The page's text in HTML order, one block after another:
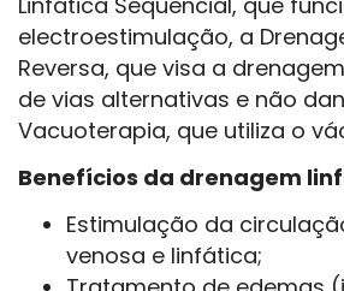
electroestimulação, a
Reversa, que visa a
de vias alternativas e não
Vacuoterapia, que utiliza o
Benefícios da drenagem
Estimulação da
venosa e linfática;